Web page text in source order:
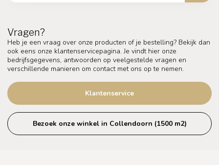
Vragen?
Heb je een vraag over onze producten of je bestelling? Bekijk dan
ook eens onze klantenservicepagina. Je vindt hier onze
bedrijfsgegevens, antwoorden op veelgestelde vragen en
verschillende manieren om contact met ons op te nemen.
Klantenservice
Bezoek onze winkel in Collendoorn (1500 m2)